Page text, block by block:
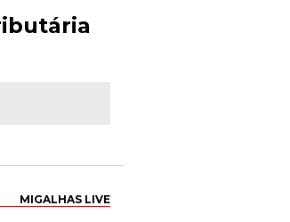
MIGALHAS LIVE